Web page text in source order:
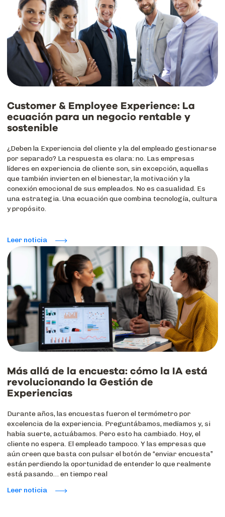
Customer & Employee Experience: La
ecuación para un negocio rentable y
sostenible
¿Deben la Experiencia del cliente y la del empleado gestionarse
por separado? La respuesta es clara: no. Las empresas
líderes en experiencia de cliente son, sin excepción, aquellas
que también invierten en el bienestar, la motivación y la
conexión emocional de sus empleados. No es casualidad. Es
una estrategia. Una ecuación que combina tecnología, cultura
y propósito.
Leer noticia
Más allá de la encuesta: cómo la IA está
revolucionando la Gestión de
Experiencias
Durante años, las encuestas fueron el termómetro por
excelencia de la experiencia. Preguntábamos, medíamos y, si
había suerte, actuábamos. Pero esto ha cambiado. Hoy, el
cliente no espera. El empleado tampoco. Y las empresas que
aún creen que basta con pulsar el botón de “enviar encuesta”
están perdiendo la oportunidad de entender lo que realmente
está pasando… en tiempo real
Leer noticia